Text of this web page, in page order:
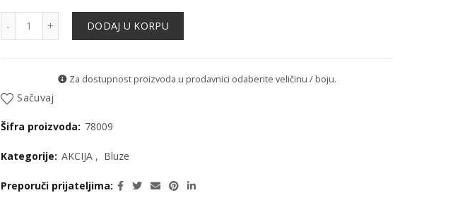
DODAJ U KORPU
Za dostupnost proizvoda u prodavnici odaberite veličinu / boju.
Sačuvaj
Šifra proizvoda: 78009
Kategorije: AKCIJA , Bluze
Preporuči prijateljima